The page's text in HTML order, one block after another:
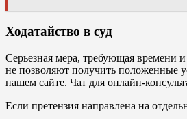
Ходатайство в суд
Серьезная мера, требующая времени
не позволяют получить положенные
нашем сайте. Чат для онлайн-
Если претензия направлена на